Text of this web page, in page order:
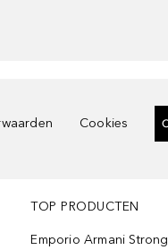
Cookies
TOP PRODUCTEN
Emporio Armani